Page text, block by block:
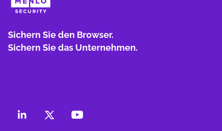
Sichern Sie den Browser.
Sichern Sie das Unternehmen.